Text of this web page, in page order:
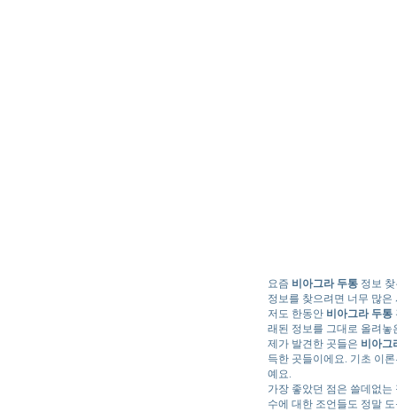
요즘 비아그라 두통 정보
정보를 찾으려면 너무 많은
저도 한동안 비아그라 두통
래된 정보를 그대로 올려
제가 발견한 곳들은 비아그
득한 곳들이에요. 기초 이
예요.
가장 좋았던 점은 쓸데없
수에 대한 조언들도 정말